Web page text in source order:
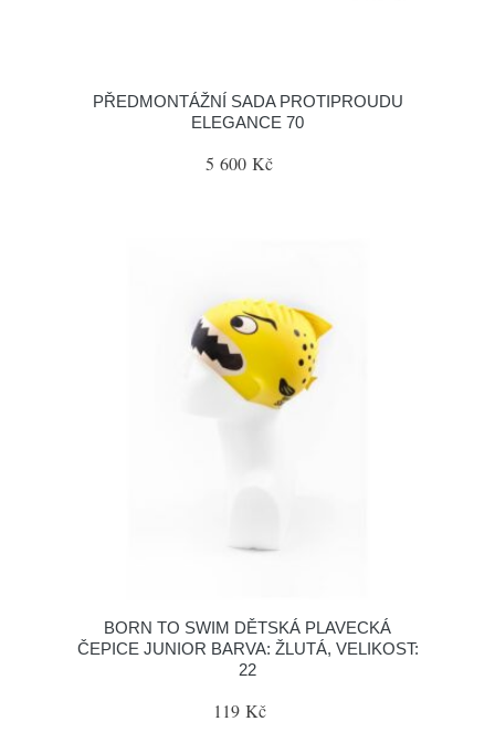
PŘEDMONTÁŽNÍ SADA PROTIPROUDU
ELEGANCE 70
5 600 Kč
BORN TO SWIM DĚTSKÁ PLAVECKÁ
ČEPICE JUNIOR BARVA: ŽLUTÁ, VELIKOST:
22
119 Kč